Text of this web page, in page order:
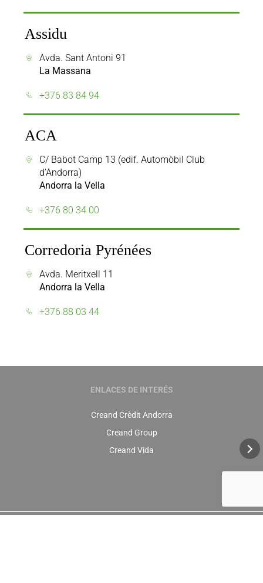
Assidu
Avda. Sant Antoni 91
La Massana
+376 83 84 94
ACA
C/ Babot Camp 13 (edif. Automòbil Club
d’Andorra)
Andorra la Vella
+376 80 34 00
Corredoria Pyrénées
Avda. Meritxell 11
Andorra la Vella
+376 88 03 44
ENLACES DE INTERÉS
Creand Crèdit Andorra
Creand Group
Creand Vida